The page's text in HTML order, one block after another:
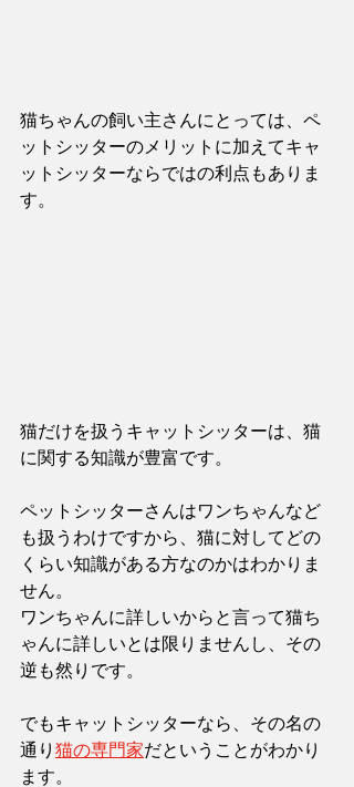
猫ちゃんの飼い主さんにとっては、ペ
ットシッターのメリットに加えてキャ
ットシッターならではの利点もありま
す。
猫だけを扱うキャットシッターは、猫
に関する知識が豊富です。
ペットシッターさんはワンちゃんなど
も扱うわけですから、猫に対してどの
くらい知識がある方なのかはわかりま
せん。
ワンちゃんに詳しいからと言って猫ち
ゃんに詳しいとは限りませんし、その
逆も然りです。
でもキャットシッターなら、その名の
通り猫の専門家だということがわかり
ます。